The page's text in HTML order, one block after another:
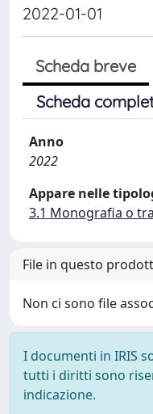
2022-01-01
Scheda breve
Scheda
Anno
2022
Appare nelle
3.1 Monografia o
File in questo
Non ci sono file
I documenti in IRIS
tutti i diritti sono
indicazione.